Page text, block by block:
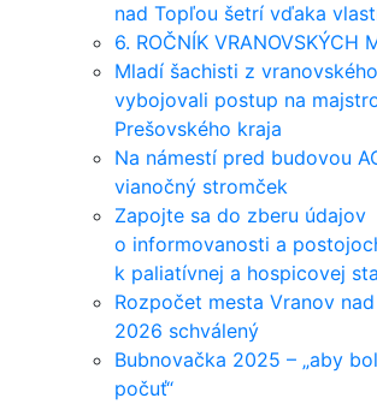
nad Topľou šetrí vďaka
6. ROČNÍK VRANOVSKÝCH
Mladí šachisti z
vybojovali postup na
Prešovského kraja
Na námestí pred budovou
vianočný stromček
Zapojte sa do zberu údajov
o informovanosti a
k paliatívnej a hospicovej
Rozpočet mesta Vranov
2026 schválený
Bubnovačka 2025 – „aby
počuť“